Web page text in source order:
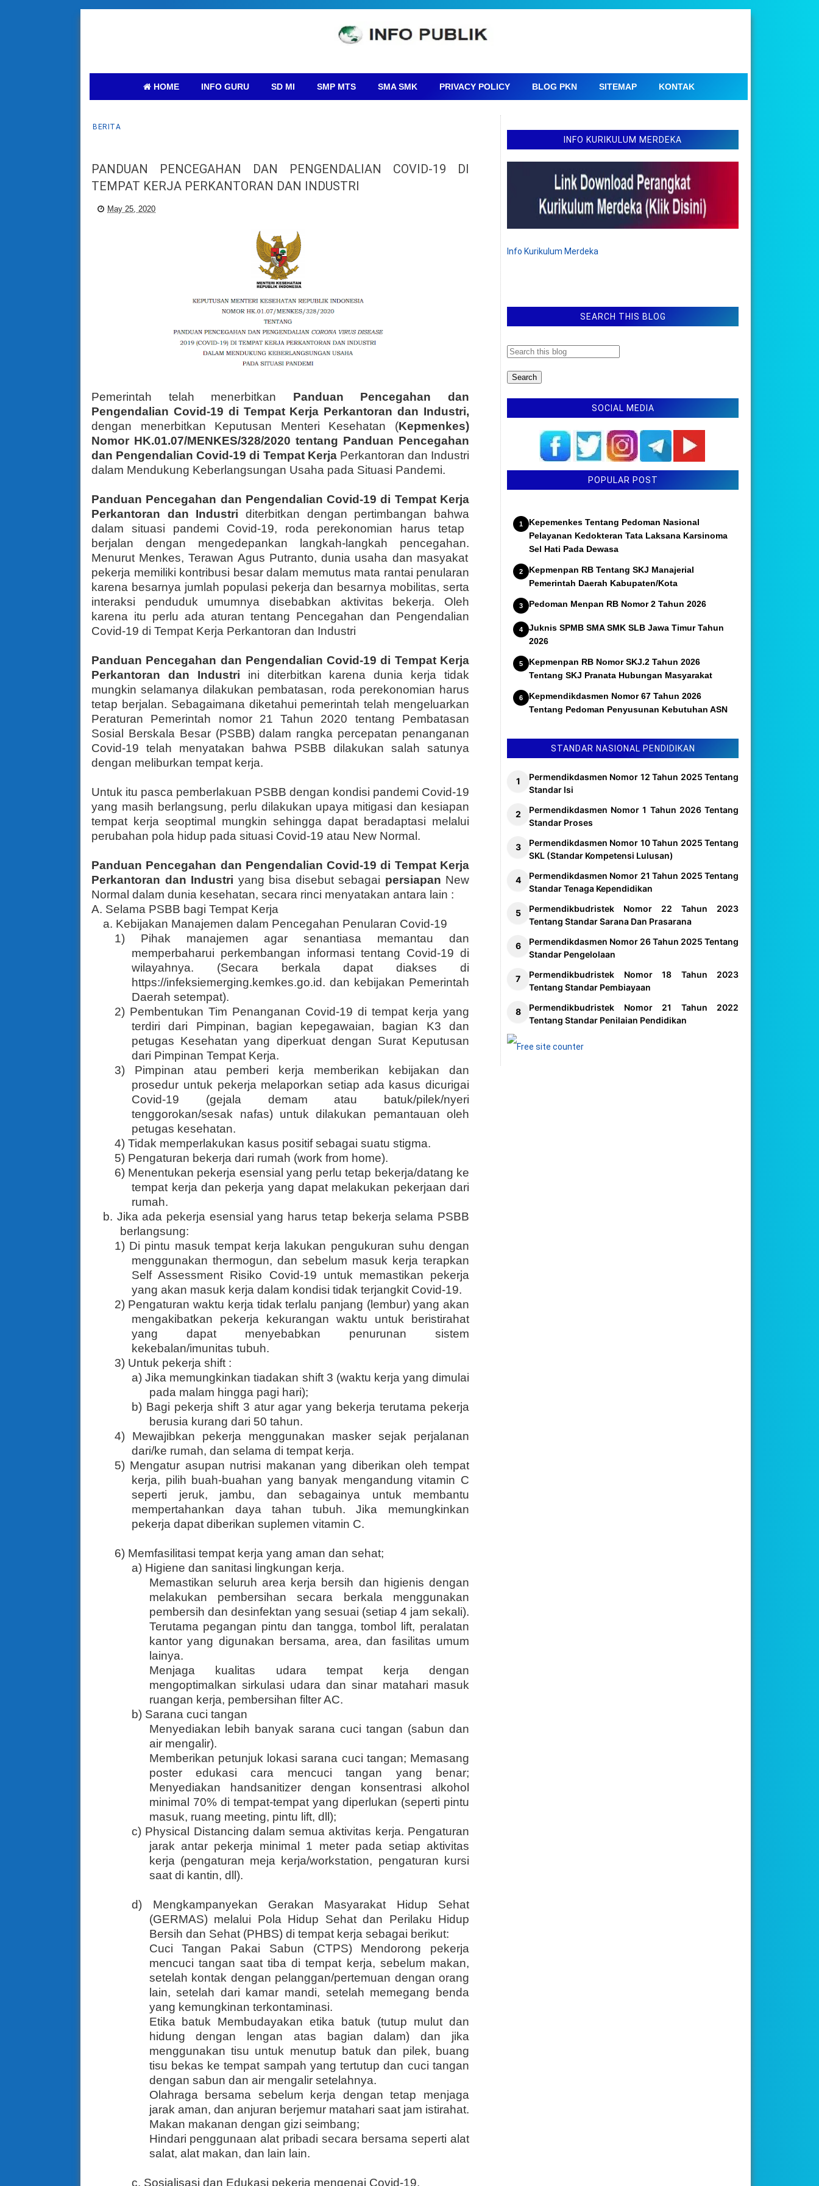
HOME INFO GURU SD MI SMP MTS SMA SMK PRIVACY POLICY BLOG PKN SITEMAP KONTAK
BERITA
PANDUAN PENCEGAHAN DAN PENGENDALIAN COVID-19 DI
TEMPAT KERJA PERKANTORAN DAN INDUSTRI
May 25, 2020
Pemerintah telah menerbitkan Panduan Pencegahan dan
Pengendalian Covid-19 di Tempat Kerja Perkantoran dan Industri,
dengan menerbitkan Keputusan Menteri Kesehatan (Kepmenkes)
Nomor HK.01.07/MENKES/328/2020 tentang Panduan Pencegahan
dan Pengendalian Covid-19 di Tempat KerjaPerkantoran dan Industri
dalam Mendukung Keberlangsungan Usaha pada Situasi Pandemi.
Panduan Pencegahan dan Pengendalian Covid-19 di Tempat Kerja
Perkantoran dan Industri
diterbitkan dengan pertimbangan bahwa
dalam situasi pandemi Covid-19, roda perekonomian harus tetap
berjalan dengan mengedepankan langkah-langkah pencegahan.
Menurut Menkes, Terawan Agus Putranto, dunia usaha dan masyakat
pekerja memiliki kontribusi besar dalam memutus mata rantai penularan
karena besarnya jumlah populasi pekerja dan besarnya mobilitas, serta
interaksi penduduk umumnya disebabkan aktivitas bekerja. Oleh
karena itu perlu ada aturan tentang Pencegahan dan Pengendalian
Covid-19 di Tempat Kerja Perkantoran dan Industri
Panduan Pencegahan dan Pengendalian Covid-19 di Tempat Kerja
Perkantoran dan Industri
ini diterbitkan karena
dunia kerja tidak
mungkin selamanya dilakukan pembatasan, roda perekonomian harus
tetap berjalan. Sebagaimana diketahui pemerintah telah mengeluarkan
Peraturan Pemerintah nomor 21 Tahun 2020 tentang Pembatasan
Sosial Berskala Besar (PSBB) dalam rangka percepatan penanganan
Covid-19 telah menyatakan bahwa PSBB dilakukan salah satunya
dengan meliburkan tempat kerja.
Untuk itu pasca pemberlakuan PSBB dengan kondisi pandemi Covid-19
yang masih berlangsung, perlu dilakukan upaya mitigasi dan kesiapan
tempat kerja seoptimal mungkin sehingga dapat beradaptasi melalui
perubahan pola hidup pada situasi Covid-19 atau New Normal .
Panduan Pencegahan dan Pengendalian Covid-19 di Tempat Kerja
Perkantoran dan Industri yang bisa disebut sebagai persiapan New
Normal dalam dunia kesehatan, secara rinci menyatakan antara lain :
A. Selama PSBB bagi Tempat Kerja
a. Kebijakan Manajemen dalam Pencegahan Penularan Covid-19
1) Pihak manajemen agar senantiasa memantau dan
memperbaharui perkembangan informasi tentang Covid-19 di
wilayahnya. (Secara berkala dapat diakses di
https://infeksiemerging.kemkes.go.id. dan kebijakan Pemerintah
Daerah setempat).
2) Pembentukan Tim Penanganan Covid-19 di tempat kerja yang
terdiri dari Pimpinan, bagian kepegawaian, bagian K3 dan
petugas Kesehatan yang diperkuat dengan Surat Keputusan
dari Pimpinan Tempat Kerja.
3) Pimpinan atau pemberi kerja memberikan kebijakan dan
prosedur untuk pekerja melaporkan setiap ada kasus dicurigai
Covid-19 (gejala demam atau batuk/pilek/nyeri
tenggorokan/sesak nafas) untuk dilakukan pemantauan oleh
petugas kesehatan.
4) Tidak memperlakukan kasus positif sebagai suatu stigma.
5) Pengaturan bekerja dari rumah (work from home).
6) Menentukan pekerja esensial yang perlu tetap bekerja/datang ke
tempat kerja dan pekerja yang dapat melakukan pekerjaan dari
rumah.
b. Jika ada pekerja esensial yang harus tetap bekerja selama PSBB
berlangsung:
1) Di pintu masuk tempat kerja lakukan pengukuran suhu dengan
menggunakan thermogun, dan sebelum masuk kerja terapkan
Self Assessment Risiko Covid-19 untuk memastikan pekerja
yang akan masuk kerja dalam kondisi tidak terjangkit Covid-19.
2) Pengaturan waktu kerja tidak terlalu panjang (lembur) yang akan
mengakibatkan pekerja kekurangan waktu untuk beristirahat
yang dapat menyebabkan penurunan sistem
kekebalan/imunitas tubuh.
3) Untuk pekerja shift :
a) Jika memungkinkan tiadakan shift 3 (waktu kerja yang dimulai
pada malam hingga pagi hari);
b) Bagi pekerja shift 3 atur agar yang bekerja terutama pekerja
berusia kurang dari 50 tahun.
4) Mewajibkan pekerja menggunakan masker sejak perjalanan
dari/ke rumah, dan selama di tempat kerja.
5) Mengatur asupan nutrisi makanan yang diberikan oleh tempat
kerja, pilih buah-buahan yang banyak mengandung vitamin C
seperti jeruk, jambu, dan sebagainya untuk membantu
mempertahankan daya tahan tubuh. Jika memungkinkan
pekerja dapat diberikan suplemen vitamin C.
6) Memfasilitasi tempat kerja yang aman dan sehat;
a) Higiene dan sanitasi lingkungan kerja.
Memastikan seluruh area kerja bersih dan higienis dengan
melakukan pembersihan secara berkala menggunakan
pembersih dan desinfektan yang sesuai (setiap 4 jam sekali).
Terutama pegangan pintu dan tangga, tombol lift, peralatan
kantor yang digunakan bersama, area, dan fasilitas umum
lainya.
Menjaga kualitas udara tempat kerja dengan
mengoptimalkan sirkulasi udara dan sinar matahari masuk
ruangan kerja, pembersihan filter AC.
b) Sarana cuci tangan
Menyediakan lebih banyak sarana cuci tangan (sabun dan
air mengalir).
Memberikan petunjuk lokasi sarana cuci tangan; Memasang
poster edukasi cara mencuci tangan yang benar;
Menyediakan handsanitizer dengan konsentrasi alkohol
minimal 70% di tempat-tempat yang diperlukan (seperti pintu
masuk, ruang meeting, pintu lift, dll);
c) Physical Distancing dalam semua aktivitas kerja. Pengaturan
jarak antar pekerja minimal 1 meter pada setiap aktivitas
kerja (pengaturan meja kerja/workstation, pengaturan kursi
saat di kantin, dll).
d) Mengkampanyekan Gerakan Masyarakat Hidup Sehat
(GERMAS) melalui Pola Hidup Sehat dan Perilaku Hidup
Bersih dan Sehat (PHBS) di tempat kerja sebagai berikut:
Cuci Tangan Pakai Sabun (CTPS) Mendorong pekerja
mencuci tangan saat tiba di tempat kerja, sebelum makan,
setelah kontak dengan pelanggan/pertemuan dengan orang
lain, setelah dari kamar mandi, setelah memegang benda
yang kemungkinan terkontaminasi.
Etika batuk Membudayakan etika batuk (tutup mulut dan
hidung dengan lengan atas bagian dalam) dan jika
menggunakan tisu untuk menutup batuk dan pilek, buang
tisu bekas ke tempat sampah yang tertutup dan cuci tangan
dengan sabun dan air mengalir setelahnya.
Olahraga bersama sebelum kerja dengan tetap menjaga
jarak aman, dan anjuran berjemur matahari saat jam istirahat.
Makan makanan dengan gizi seimbang;
Hindari penggunaan alat pribadi secara bersama seperti alat
salat, alat makan, dan lain lain.
c. Sosialisasi dan Edukasi pekerja mengenai Covid-19.
INFO KURIKULUM MERDEKA
Info Kurikulum Merdeka
SEARCH THIS BLOG
SOCIAL MEDIA
POPULAR POST
Kepemenkes Tentang Pedoman Nasional
Pelayanan Kedokteran Tata Laksana Karsinoma
Sel Hati Pada Dewasa
Kepmenpan RB Tentang SKJ Manajerial
Pemerintah Daerah Kabupaten/Kota
Pedoman Menpan RB Nomor 2 Tahun 2026
Juknis SPMB SMA SMK SLB Jawa Timur Tahun
2026
Kepmenpan RB Nomor SKJ.2 Tahun 2026
Tentang SKJ Pranata Hubungan Masyarakat
Kepmendikdasmen Nomor 67 Tahun 2026
Tentang Pedoman Penyusunan Kebutuhan ASN
STANDAR NASIONAL PENDIDIKAN
Permendikdasmen Nomor 12 Tahun 2025 Tentang
Standar Isi
Permendikdasmen Nomor 1 Tahun 2026 Tentang
Standar Proses
Permendikdasmen Nomor 10 Tahun 2025 Tentang
SKL (Standar Kompetensi Lulusan)
Permendikdasmen Nomor 21 Tahun 2025 Tentang
Standar Tenaga Kependidikan
Permendikbudristek Nomor 22 Tahun 2023
Tentang Standar Sarana Dan Prasarana
Permendikdasmen Nomor 26 Tahun 2025 Tentang
Standar Pengelolaan
Permendikbudristek Nomor 18 Tahun 2023
Tentang Standar Pembiayaan
Permendikbudristek Nomor 21 Tahun 2022
Tentang Standar Penilaian Pendidikan